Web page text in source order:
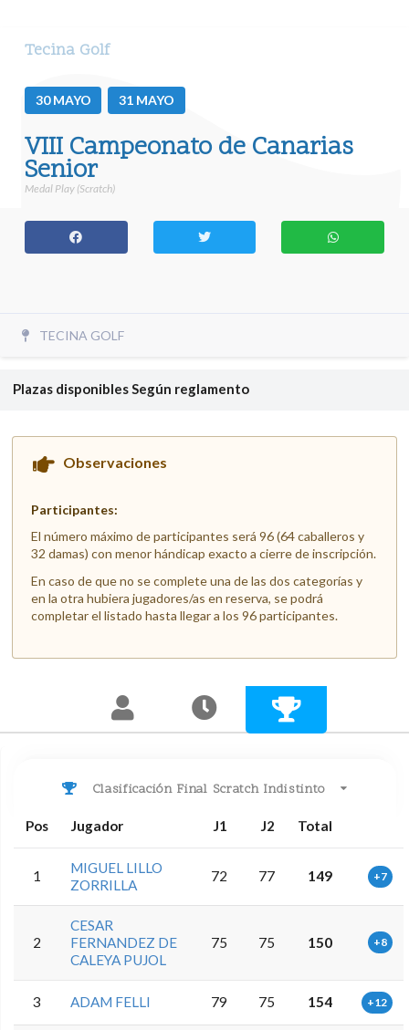
Tecina Golf
30MAYO 31 MAYO
VIII Campeonato de Canarias
Senior
Medal Play (Scratch)
TECINA GOLF
Plazas disponiblesSegún reglamento
Observaciones
Participantes:
El número máximo de participantes será 96 (64 caballeros y
32 damas) con menor hándicap exacto a cierre de inscripción.
En caso de que no se complete una de las dos categorías y
en la otra hubiera jugadores/as en reserva, se podrá
completar el listado hasta llegar a los 96 participantes.
Clasificación Final Scratch Indistinto
Pos Jugador J1 J2 Total
1
MIGUEL LILLO
ZORRILLA
72 77 149 +7
2
CESAR
FERNANDEZ DE
CALEYA PUJOL
75 75 150 +8
3 ADAM FELLI 79 75 154 +12